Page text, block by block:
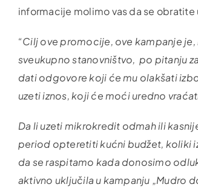
informacije molimo vas da se obratite
“Cilj ove promocije, ove kampanje
sveukupno stanovništvo, po pitanju
dati odgovore koji će mu olakšati
uzeti iznos, koji će moći uredno
Da li uzeti mikrokredit odmah ili
period opteretiti kućni budžet, koliki
da se raspitamo kada donosimo
aktivno uključila u kampanju „Mudro